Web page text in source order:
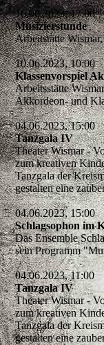
16.06.2023, 17:00
Musizierstunde
Arbeitstätte
10.06.2023, 10:00
Klassenvorspiel
Arbeitsstätte
Akkordeon- und
04.06.2023, 15:00
Tanzgala IV
Theater Wismar -
zum kreativen
Tanzgala der
gestalten eine
04.06.2023, 15:00
Schlagsophon im
Das Ensemble
sein Programm
04.06.2023, 11:00
Tanzgala IV
Theater Wismar -
zum kreativen
Tanzgala der
gestalten eine